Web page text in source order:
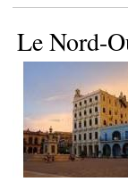
Le Nord-